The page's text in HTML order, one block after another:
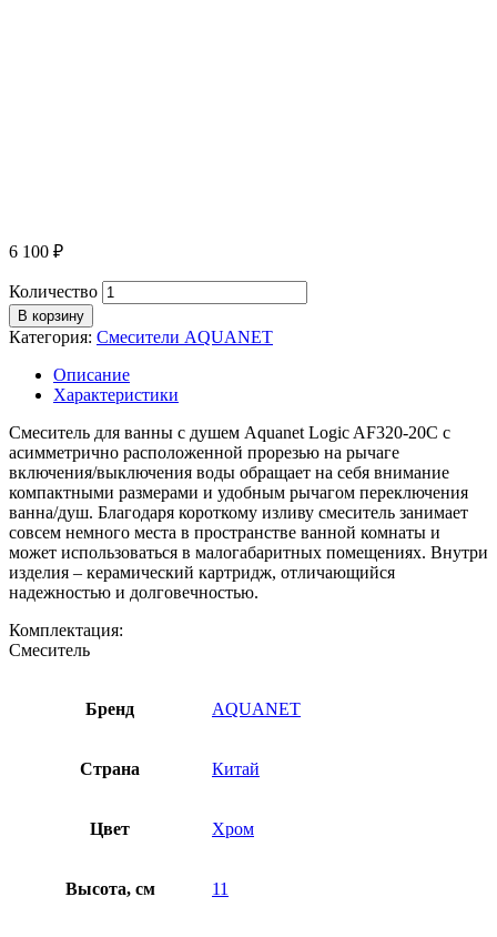
6 100 ₽
Количество
В корзину
Категория: Смесители AQUANET
Описание
Характеристики
Смеситель для ванны с душем Aquanet Logic AF320-20С с
асимметрично расположенной прорезью на рычаге
включения/выключения воды обращает на себя внимание
компактными размерами и удобным рычагом переключения
ванна/душ. Благодаря короткому изливу смеситель занимает
совсем немного места в пространстве ванной комнаты и
может использоваться в малогабаритных помещениях. Внутри
изделия – керамический картридж, отличающийся
надежностью и долговечностью.
Комплектация:
Смеситель
Бренд AQUANET
Страна Китай
Цвет Хром
Высота, см 11